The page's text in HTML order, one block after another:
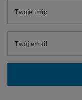
Twoje imię
Twój email